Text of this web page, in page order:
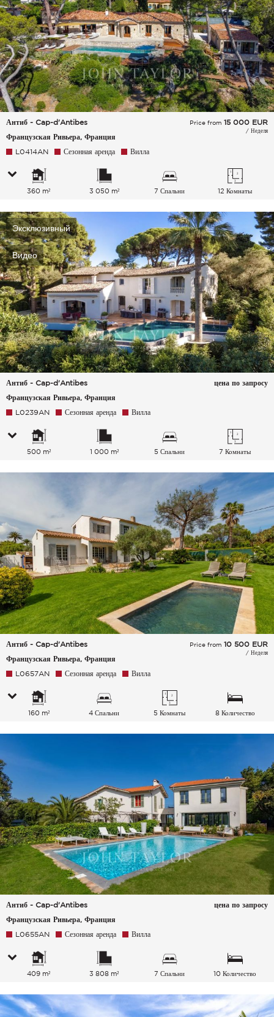
Антиб - Cap-d'Antibes
Французская Ривьера, Франция
Price from 15 000 EUR
/ Неделя
L0414AN Сезонная аренда Вилла
360 m² 3 050 m² 7 Спальни 12 Комнаты
Эксклюзивный
Видео
Антиб - Cap-d'Antibes
Французская Ривьера, Франция
цена по запросу
L0239AN Сезонная аренда Вилла
500 m² 1 000 m² 5 Спальни 7 Комнаты
Антиб - Cap-d'Antibes
Французская Ривьера, Франция
Price from 10 500 EUR
/ Неделя
L0657AN Сезонная аренда Вилла
160 m² 4 Спальни 5 Комнаты
8 Количество
Антиб - Cap-d'Antibes
Французская Ривьера, Франция
цена по запросу
L0655AN Сезонная аренда Вилла
409 m² 3 808 m² 7 Спальни
10 Количество